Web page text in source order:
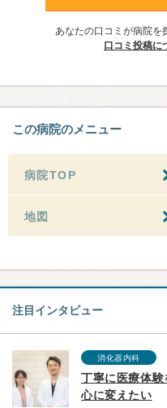
あなたの口コミが病院を
口コミ投稿に
この病院のメニュー
病院TOP
地図
注目インタビュー
消化器内科
丁寧に医療体
心に変えたい